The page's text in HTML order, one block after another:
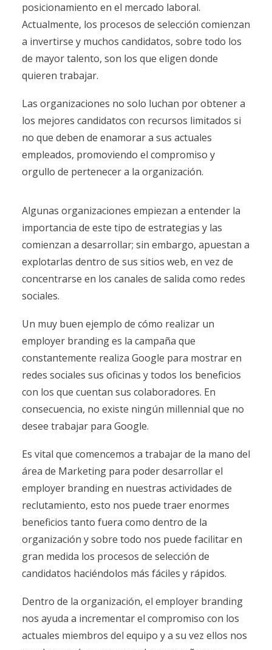
posicionamiento en el mercado laboral.
Actualmente, los procesos de selección comienzan
a invertirse y muchos candidatos, sobre todo los
de mayor talento, son los que eligen donde
quieren trabajar.
Las organizaciones no solo luchan por obtener a
los mejores candidatos con recursos limitados si
no que deben de enamorar a sus actuales
empleados, promoviendo el compromiso y
orgullo de pertenecer a la organización.
Algunas organizaciones empiezan a entender la
importancia de este tipo de estrategias y las
comienzan a desarrollar; sin embargo, apuestan a
explotarlas dentro de sus sitios web, en vez de
concentrarse en los canales de salida como redes
sociales.
Un muy buen ejemplo de cómo realizar un
employer branding es la campaña que
constantemente realiza Google para mostrar en
redes sociales sus oficinas y todos los beneficios
con los que cuentan sus colaboradores. En
consecuencia, no existe ningún millennial que no
desee trabajar para Google.
Es vital que comencemos a trabajar de la mano del
área de Marketing para poder desarrollar el
employer branding en nuestras actividades de
reclutamiento, esto nos puede traer enormes
beneficios tanto fuera como dentro de la
organización y sobre todo nos puede facilitar en
gran medida los procesos de selección de
candidatos haciéndolos más fáciles y rápidos.
Dentro de la organización, el employer branding
nos ayuda a incrementar el compromiso con los
actuales miembros del equipo y a su vez ellos nos